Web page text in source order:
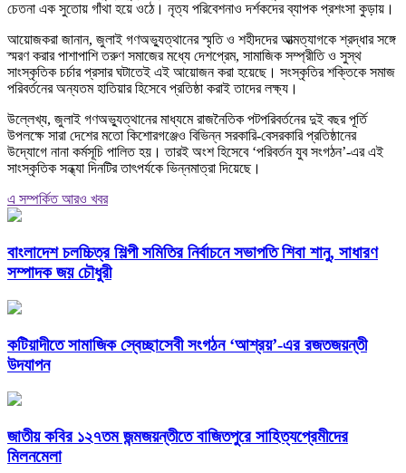
চেতনা এক সুতোয় গাঁথা হয়ে ওঠে। নৃত্য পরিবেশনাও দর্শকদের ব্যাপক প্রশংসা কুড়ায়।
আয়োজকরা জানান, জুলাই গণঅভ্যুত্থানের স্মৃতি ও শহীদদের আত্মত্যাগকে শ্রদ্ধার সঙ্গে
স্মরণ করার পাশাপাশি তরুণ সমাজের মধ্যে দেশপ্রেম, সামাজিক সম্প্রীতি ও সুস্থ
সাংস্কৃতিক চর্চার প্রসার ঘটাতেই এই আয়োজন করা হয়েছে। সংস্কৃতির শক্তিকে সমাজ
পরিবর্তনের অন্যতম হাতিয়ার হিসেবে প্রতিষ্ঠা করাই তাদের লক্ষ্য।
উল্লেখ্য, জুলাই গণঅভ্যুত্থানের মাধ্যমে রাজনৈতিক পটপরিবর্তনের দুই বছর পূর্তি
উপলক্ষে সারা দেশের মতো কিশোরগঞ্জেও বিভিন্ন সরকারি-বেসরকারি প্রতিষ্ঠানের
উদ্যোগে নানা কর্মসূচি পালিত হয়। তারই অংশ হিসেবে ‘পরিবর্তন যুব সংগঠন’-এর এই
সাংস্কৃতিক সন্ধ্যা দিনটির তাৎপর্যকে ভিন্নমাত্রা দিয়েছে।
এ সম্পর্কিত আরও খবর
বাংলাদেশ চলচ্চিত্র শিল্পী সমিতির নির্বাচনে সভাপতি শিবা শানু, সাধারণ
সম্পাদক জয় চৌধুরী
কটিয়াদীতে সামাজিক স্বেচ্ছাসেবী সংগঠন ‘আশ্রয়’-এর রজতজয়ন্তী
উদযাপন
জাতীয় কবির ১২৭তম জন্মজয়ন্তীতে বাজিতপুরে সাহিত্যপ্রেমীদের
মিলনমেলা